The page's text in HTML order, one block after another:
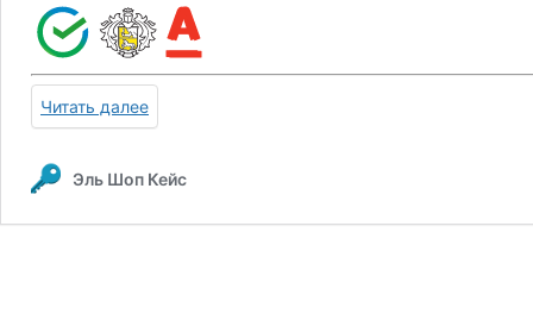
Читать далее
Эль Шоп Кейс